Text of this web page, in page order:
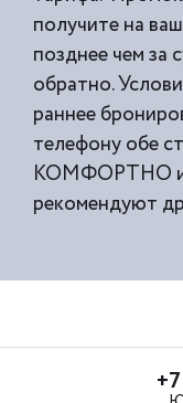
получите на
позднее чем за
обратно.
раннее
телефону обе
КОМФОРТНО
рекомендуют